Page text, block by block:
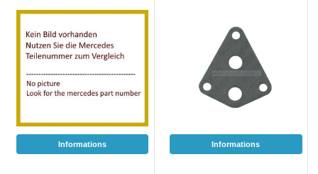
Informations Informations